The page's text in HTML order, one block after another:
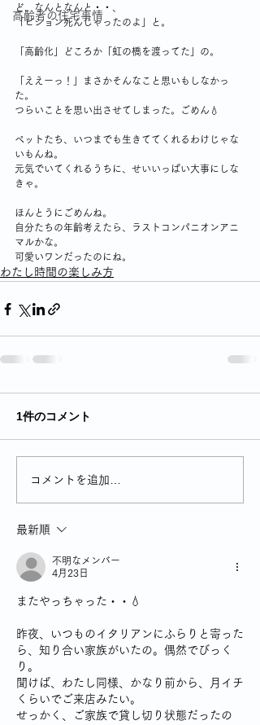
高齢者の住宅事情
ど、なんとなんと・・、
「ビション死んじゃったのよ」と。
「高齢化」どころか「虹の橋を渡ってた」の。
「ええーっ！」まさかそんなこと思いもしなかっ
た。
つらいことを思い出させてしまった。ごめん💧
ペットたち、いつまでも生きててくれるわけじゃな
いもんね。
元気でいてくれるうちに、せいいっぱい大事にしな
きゃ。
ほんとうにごめんね。
自分たちの年齢考えたら、ラストコンパニオンアニ
マルかな。
可愛いワンだったのにね。
わたし時間の楽しみ方
1件のコメント
コメントを追加…
最新順
不明なメンバー
4月23日
またやっちゃった・・💧
昨夜、いつものイタリアンにふらりと寄った
ら、知り合い家族がいたの。偶然でびっく
り。
聞けば、わたし同様、かなり前から、月イチ
くらいでご来店みたい。
せっかく、ご家族で貸し切り状態だったの